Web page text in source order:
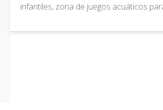
infantiles, zona de juegos acuáticos